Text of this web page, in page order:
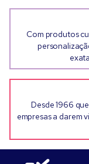
Com produtos
Desde 1966
empresas a darem